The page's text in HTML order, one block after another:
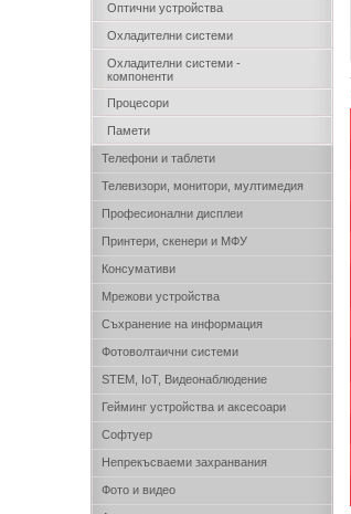
Оптични устройства
Охладителни системи
Охладителни системи -
компоненти
Процесори
Памети
Телефони и таблети
Телевизори, монитори, мултимедия
Професионални дисплеи
Принтери, скенери и МФУ
Консумативи
Мрежови устройства
Съхранение на информация
Фотоволтаични системи
STEM, IoT, Видеонаблюдение
Гейминг устройства и аксесоари
Софтуер
Непрекъсваеми захранвания
Фото и видео